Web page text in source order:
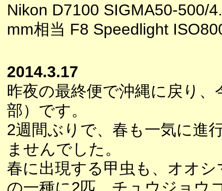
Nikon D7100 SIGMA50-500/
mm相当 F8 Speedlight
2014.3.17
昨夜の最終便で沖縄に戻り
部）です。
2週間ぶりで、春も一気に進
ませんでした。
春に出現する甲虫も、オオ